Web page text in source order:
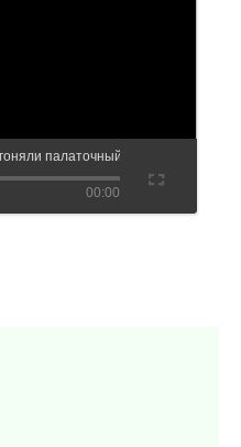
палаточный городок в
00:00